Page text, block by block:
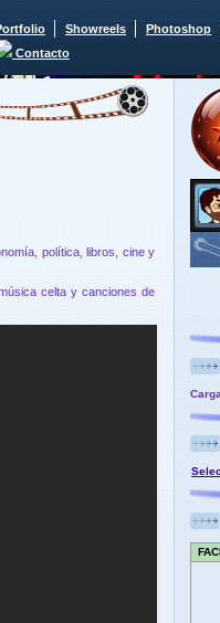
Showreels Photoshop
Contacto
política, libros, cine y
celta y canciones de